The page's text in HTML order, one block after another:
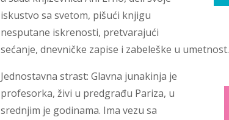
iskustvo sa svetom, pišući knjigu
nesputane iskrenosti, pretvarajući
sećanje, dnevničke zapise i zabeleške u umetnost.
Jednostavna strast: Glavna junakinja je
profesorka, živi u predgrađu Pariza, u
srednjim je godinama. Ima vezu sa